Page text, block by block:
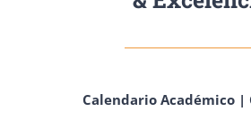
Calendario Académico |